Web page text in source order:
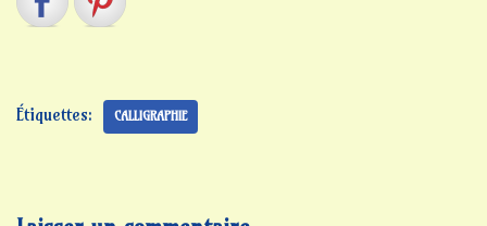
Étiquettes: CALLIGRAPHIE